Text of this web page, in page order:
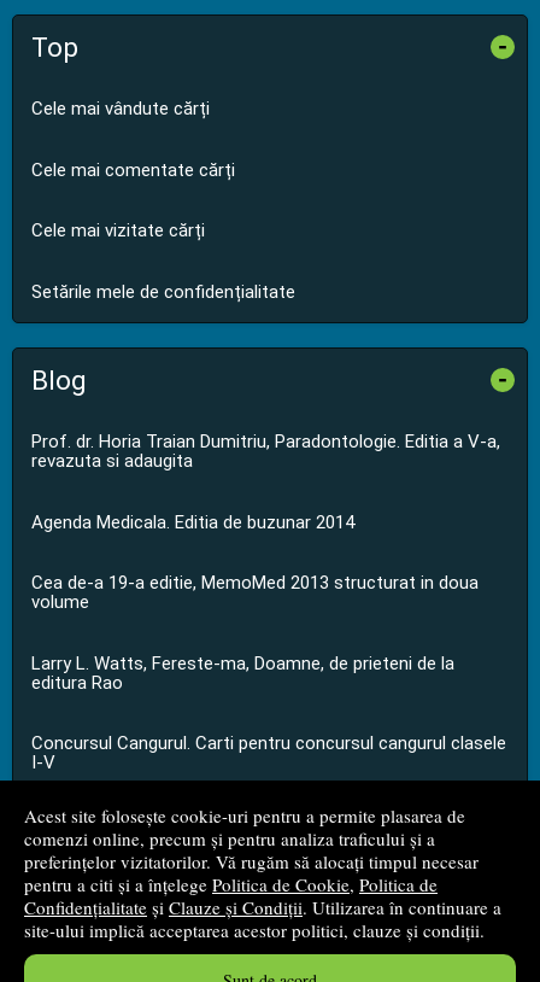
Acest site folosește cookie-uri pentru a permite plasarea de
comenzi online, precum și pentru analiza traficului și a
preferințelor vizitatorilor. Vă rugăm să alocați timpul necesar
pentru a citi și a înțelege Politica de Cookie, Politica de
Confidențialitate și Clauze și Condiții. Utilizarea în continuare a
site-ului implică acceptarea acestor politici, clauze și condiții.
Top -
Cele mai vândute cărți
Cele mai comentate cărți
Cele mai vizitate cărți
Setările mele de confidențialitate
Blog -
Prof. dr. Horia Traian Dumitriu, Paradontologie. Editia a V-a,
revazuta si adaugita
Agenda Medicala. Editia de buzunar 2014
Cea de-a 19-a editie, MemoMed 2013 structurat in doua
volume
Larry L. Watts, Fereste-ma, Doamne, de prieteni de la
editura Rao
Concursul Cangurul. Carti pentru concursul cangurul clasele
I-V
...toate știrile
© 2008 - 2026S.C. M.G. Net Distribution S.R.L.
Magazin onlinecreat deVital Soft